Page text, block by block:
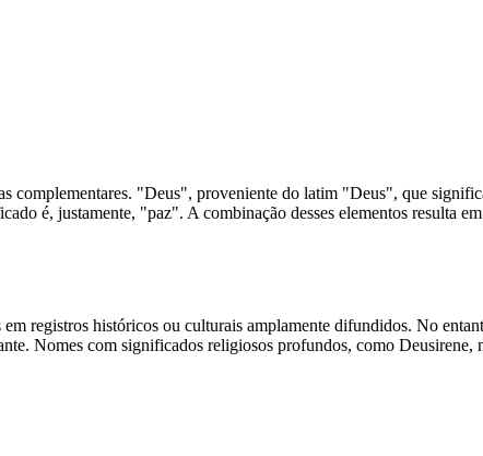
complementares. "Deus", proveniente do latim "Deus", que
é, justamente, "paz". A combinação desses elementos resulta
registros históricos ou culturais amplamente difundidos. No
Nomes com significados religiosos profundos, como Deusirene,